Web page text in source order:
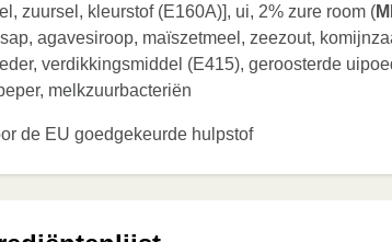
zuursel, kleurstof (E160A)], ui, 2% zure room (
agavesiroop, maïszetmeel, zeezout,
verdikkingsmiddel (E415), geroosterde
melkzuurbacteriën
de EU goedgekeurde hulpstof